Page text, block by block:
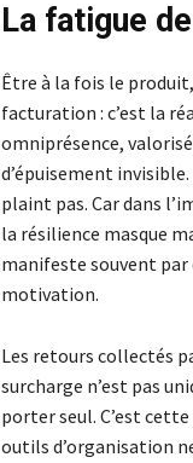
La fatigue
Être à la fois le
facturation : c’est la
omniprésence,
d’épuisement
plaint pas. Car dans
la résilience masque
manifeste souvent
motivation.
Les retours collectés
surcharge n’est pas
porter seul. C’est
outils d’organisation